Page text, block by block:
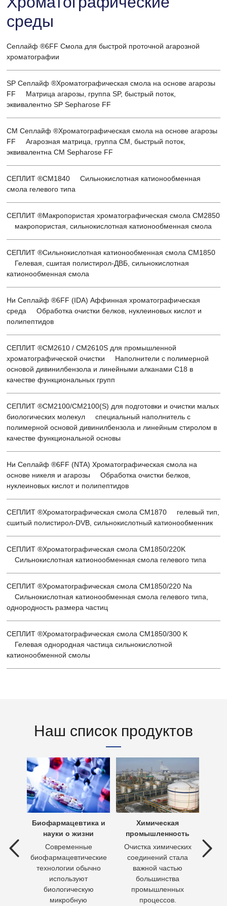
среды
Сеплайф ®6FF Смола для быстрой проточной агарозной
хроматографии
SP Сеплайф ®Хроматографическая смола на основе агарозы
FF Матрица агарозы, группа SP, быстрый поток,
эквивалентно SP Sepharose FF
CM Сеплайф ®Хроматографическая смола на основе агарозы
FF Агарозная матрица, группа CM, быстрый поток,
эквивалентна CM Sepharose FF
СЕПЛИТ ®CM1840 Сильнокислотная катионообменная
смола гелевого типа
СЕПЛИТ ®Макропористая хроматографическая смола CM2850
макропористая, сильнокислотная катионообменная смола
СЕПЛИТ ®Сильнокислотная катионообменная смола CM1850
Гелевая, сшитая полистирол-ДВБ, сильнокислотная
катионообменная смола
Ни Сеплайф ®6FF (IDA) Аффинная хроматографическая
среда Обработка очистки белков, нуклеиновых кислот и
полипептидов
СЕПЛИТ ®CM2610 / CM2610S для промышленной
хроматографической очистки Наполнители с полимерной
основой дивинилбензола и линейными алканами С18 в
качестве функциональных групп
СЕПЛИТ ®CM2100/CM2100(S) для подготовки и очистки малых
биологических молекул специальный наполнитель с
полимерной основой дивинилбензола и линейным стиролом в
качестве функциональной основы
Ни Сеплайф ®6FF (NTA) Хроматографическая смола на
основе никеля и агарозы Обработка очистки белков,
нуклеиновых кислот и полипептидов
СЕПЛИТ ®Хроматографическая смола CM1870 гелевый тип,
сшитый полистирол-DVB, сильнокислотный катионообменник
СЕПЛИТ ®Хроматографическая смола CM1850/220K
Сильнокислотная катионообменная смола гелевого типа
СЕПЛИТ ®Хроматографическая смола CM1850/220 Na
Сильнокислотная катионообменная смола гелевого типа,
однородность размера частиц
СЕПЛИТ ®Хроматографическая смола CM1850/300 K
Гелевая однородная частица сильнокислотной
катионообменной смолы
Наш список продуктов
Биофармацевтика и
науки о жизни
Современные
биофармацевтические
технологии обычно
используют
биологическую
микробную
Химическая
промышленность
Очистка химических
соединений стала
важной частью
большинства
промышленных
процессов.